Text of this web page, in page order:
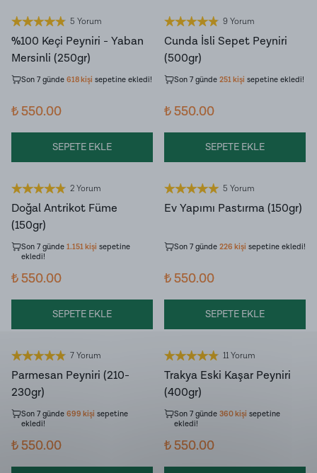
5 Yorum
%100 Keçi Peyniri - Yaban
Mersinli (250gr)
Son 7 günde 8.476 kişi
inceledi!
Son 7 günde 618kişi sepetine ekledi!
₺ 550.00
SEPETE EKLE
9 Yorum
Cunda İsli Sepet Peyniri
(500gr)
Son 7 günde
inceledi!
Son 7 günde 251kişi sepetine ekledi!
₺ 550.00
SEPETE EKLE
2 Yorum
Doğal Antrikot Füme
(150gr)
Son 7 günde
inceledi!
Son 7 günde 1.151kişi sepetine
ekledi!
₺ 550.00
SEPETE EKLE
5 Yorum
Ev Yapımı Pastırma (150gr)
Son 7 günde 226 kişi sepetine ekledi!
₺ 550.00
SEPETE EKLE
7 Yorum
Parmesan Peyniri (210-
230gr)
Son 7 günde
inceledi!
Son 7 günde 699 kişi sepetine
ekledi!
₺ 550.00
11 Yorum
Trakya Eski Kaşar Peyniri
(400gr)
Son 7 günde
inceledi!
Son 7 günde 360kişi sepetine
ekledi!
₺ 550.00